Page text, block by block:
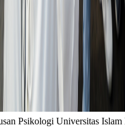
Psikologi Universitas